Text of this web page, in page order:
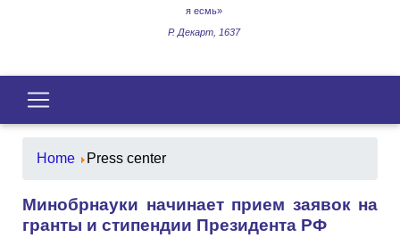
я есмь»
Р. Декарт, 1637
Home Press center
Минобрнауки начинает прием заявок на
гранты и стипендии Президента РФ